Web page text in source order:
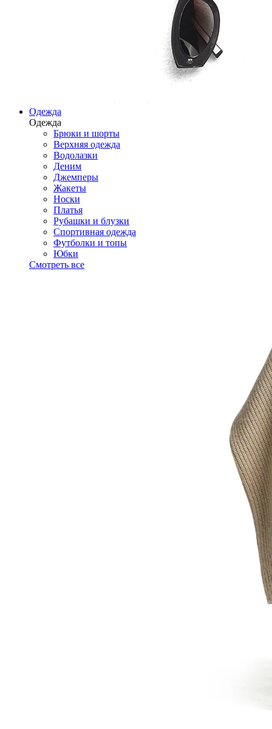
Одежда
Одежда
Брюки и шорты
Верхняя одежда
Водолазки
Деним
Джемперы
Жакеты
Носки
Платья
Рубашки и блузки
Спортивная одежда
Футболки и топы
Юбки
Смотреть все